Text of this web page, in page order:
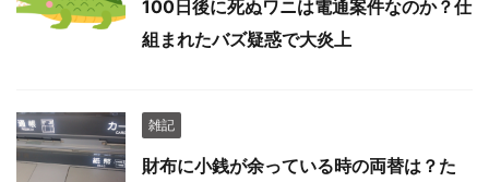
100日後に死ぬワニは電通案件なのか？仕
組まれたバズ疑惑で大炎上
雑記
財布に小銭が余っている時の両替は？た